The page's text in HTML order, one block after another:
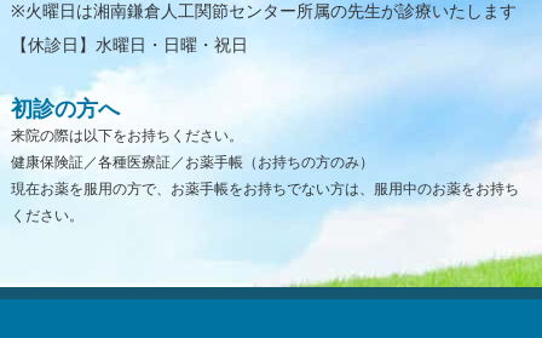
※火曜日は湘南鎌倉人工関節センター所属の先生が診療いたします
【休診日】水曜日・日曜・祝日
初診の方へ
来院の際は以下をお持ちください。
健康保険証／各種医療証／お薬手帳（お持ちの方のみ）
現在お薬を服用の方で、お薬手帳をお持ちでない方は、服用中のお薬をお持ち
ください。